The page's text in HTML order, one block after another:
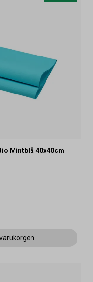
Mintblå 40x40cm